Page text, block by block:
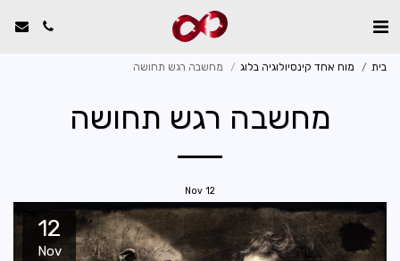
בית מוח אחד קינסיולוגיה בלוג מחשבה רגש תחושה
מחשבה רגש תחושה
12
Nov
12
Nov